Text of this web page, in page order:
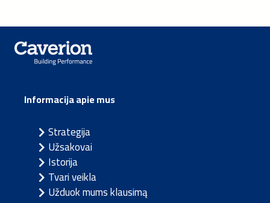
Informacija apie mus
Strategija
Užsakovai
Istorija
Tvari veikla
Užduok mums klausimą